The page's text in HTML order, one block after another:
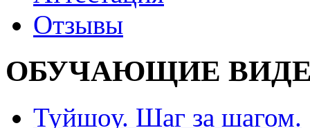
Отзывы
ОБУЧАЮЩИЕ
Туйшоу. Шаг за шагом.